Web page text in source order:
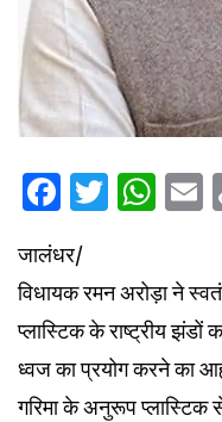
जालंधर/
विधायक रमन अरोड़ा ने
प्लास्टिक के राष्ट्रीय झंडों
ध्वज का प्रयोग करने का
गरिमा के अनुरूप प्लास्टिक